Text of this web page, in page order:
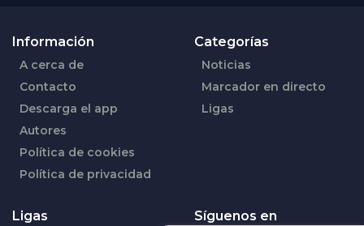
Información
A cerca de
Contacto
Descarga el app
Autores
Política de cookies
Política de privacidad
Categorías
Noticias
Marcador en directo
Ligas
Ligas Síguenos en